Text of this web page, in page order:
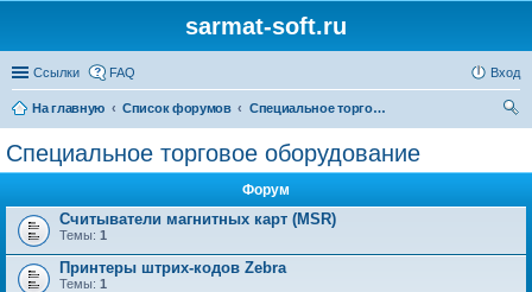
sarmat-soft.ru
Ссылки FAQ Вход
На главную Список форумов
Специальное торговое оборудование
Специальное торговое оборудование
Форум
Считыватели магнитных карт (MSR)
Темы: 1
Принтеры штрих-кодов Zebra
Темы: 1